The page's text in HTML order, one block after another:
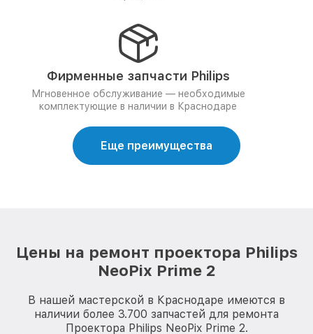
Фирменные запчасти Philips
Мгновенное обслуживание — необходимые
комплектующие в наличии в Краснодаре
Еще преимущества
Цены на ремонт проектора Philips
NeoPix Prime 2
В нашей мастерской в Краснодаре имеются в
наличии более 3.700 запчастей для ремонта
Проектора Philips NeoPix Prime 2.